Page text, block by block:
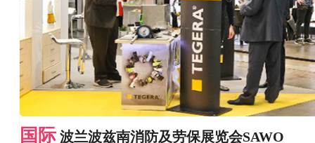
国际 波兰波兹南消防及劳保展览会SAWO